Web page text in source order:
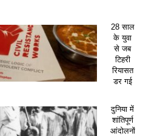
28 साल
के युवा
से जब
टिहरी
रियासत
डर गई
दुनिया में
शांतिपूर्ण
आंदोलनों